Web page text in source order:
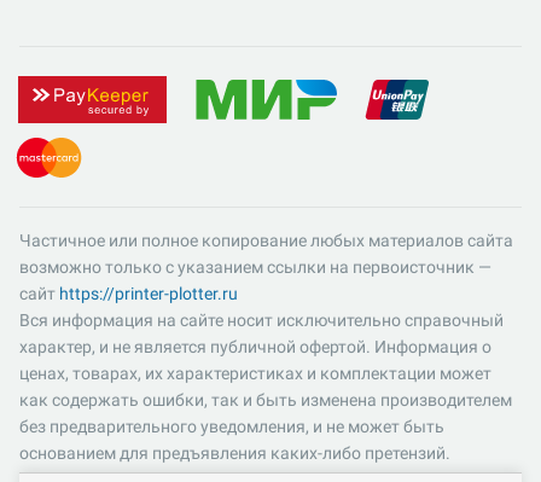
Частичное или полное копирование любых материалов сайта
возможно только с указанием ссылки на первоисточник —
сайт https://printer-plotter.ru
Вся информация на сайте носит исключительно справочный
характер, и не является публичной офертой. Информация о
ценах, товарах, их характеристиках и комплектации может
как содержать ошибки, так и быть изменена производителем
без предварительного уведомления, и не может быть
основанием для предъявления каких-либо претензий.